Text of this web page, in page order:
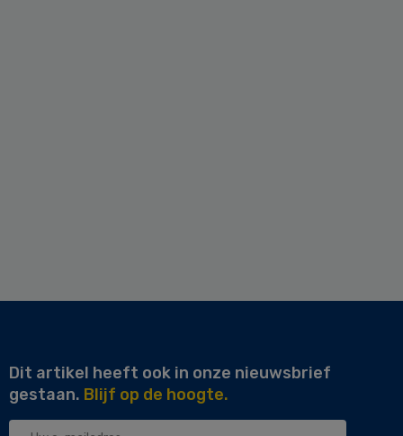
Dit artikel heeft ook in onze nieuwsbrief
gestaan. Blijf op de hoogte.
Uw